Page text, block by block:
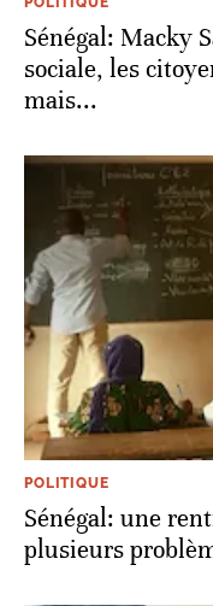
Sénégal: Macky
sociale, les
mais...
POLITIQUE
Sénégal: une
plusieurs